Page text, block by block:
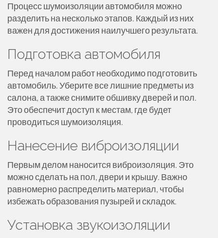
Процесс шумоизоляции автомобиля можно
разделить на несколько этапов. Каждый из них
важен для достижения наилучшего результата.
Подготовка автомобиля
Перед началом работ необходимо подготовить
автомобиль. Уберите все лишние предметы из
салона, а также снимите обшивку дверей и пол.
Это обеспечит доступ к местам, где будет
проводиться шумоизоляция.
Нанесение виброизоляции
Первым делом наносится виброизоляция. Это
можно сделать на пол, двери и крышу. Важно
равномерно распределить материал, чтобы
избежать образования пузырей и складок.
Установка звукоизоляции